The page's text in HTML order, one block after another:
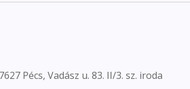
Pécs, Vadász u. 83. II/3. sz. iroda